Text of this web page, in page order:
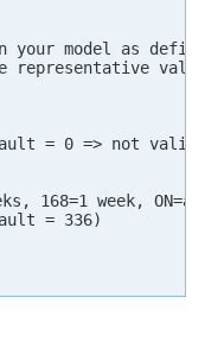
your model as
representative
= 0 => not valid)
168=1 week,
= 336)